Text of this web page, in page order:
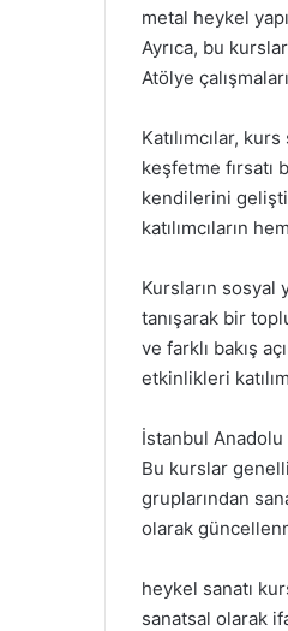
metal heykel
Ayrıca, bu
Atölye
Katılımcılar,
keşfetme fırsatı
kendilerini
katılımcıların
Kursların sosyal
tanışarak bir
ve farklı bakış
etkinlikleri
İstanbul
Bu kurslar
gruplarından
olarak
heykel sanatı
sanatsal olarak